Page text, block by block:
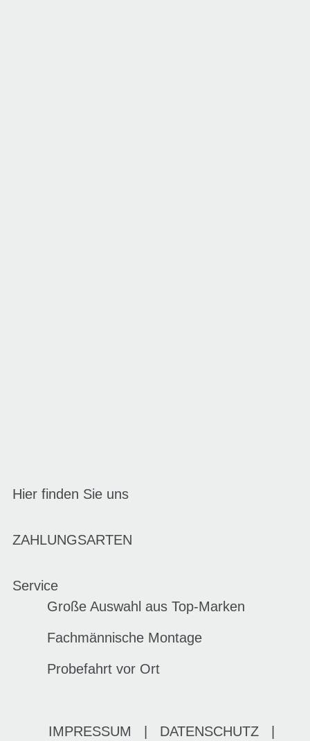
Hier finden Sie uns
ZAHLUNGSARTEN
Service
Große Auswahl aus Top-Marken
Fachmännische Montage
Probefahrt vor Ort
IMPRESSUM DATENSCHUTZ